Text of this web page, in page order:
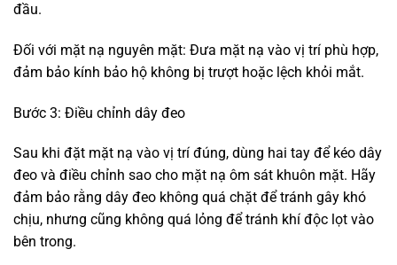
đầu.
Đối với mặt nạ nguyên mặt: Đưa mặt nạ vào vị trí phù hợp,
đảm bảo kính bảo hộ không bị trượt hoặc lệch khỏi mắt.
Bước 3: Điều chỉnh dây đeo
Sau khi đặt mặt nạ vào vị trí đúng, dùng hai tay để kéo dây
đeo và điều chỉnh sao cho mặt nạ ôm sát khuôn mặt. Hãy
đảm bảo rằng dây đeo không quá chặt để tránh gây khó
chịu, nhưng cũng không quá lỏng để tránh khí độc lọt vào
bên trong.